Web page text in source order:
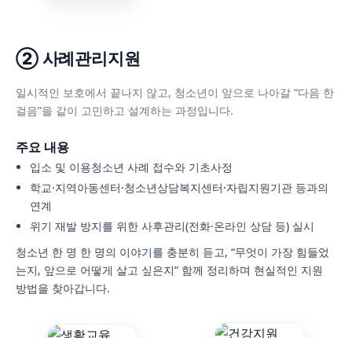
② 사례관리지원
일시적인 보호에서 끝나지 않고, 청소년이 앞으로 나아갈 “다음 한
걸음”을 같이 고민하고 설계하는 과정입니다.
주요 내용
입소 및 이용청소년 사례 접수와 기초사정
학교·지역아동센터·청소년상담복지센터·자립지원기관 등과의
연계
위기 재발 방지를 위한 사후관리(전화·온라인 상담 등) 실시
청소년 한 명 한 명의 이야기를 충분히 듣고, “무엇이 가장 힘들었
는지, 앞으로 어떻게 살고 싶은지” 함께 정리하며 현실적인 지원
방법을 찾아갑니다.